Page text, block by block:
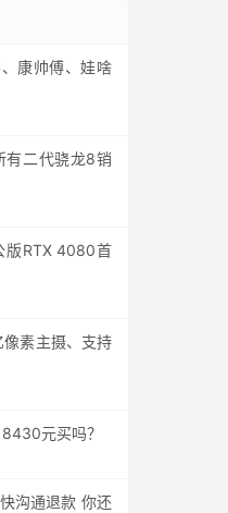
康帅傅、娃啥
有二代骁龙8销
版RTX 4080首
素主摄、支持
元买吗？
沟通退款 你还